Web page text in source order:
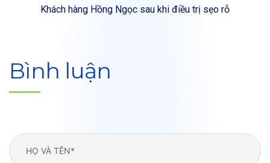
Khách hàng Hồng Ngọc sau khi điều trị sẹo rỗ
Bình luận